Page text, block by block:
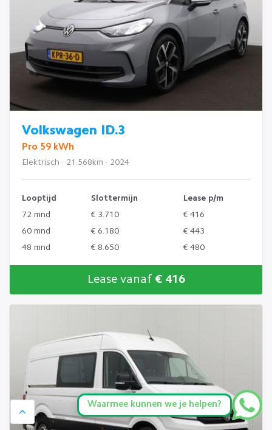
Volkswagen ID.3
Pro 59 kWh
Elektrisch · 21.568km · 2024
Looptijd Slottermijn
Lease p/m
72 mnd
€ 3.710
€ 416
60 mnd
€ 6.180
€ 443
48 mnd
€ 8.650 € 480
Lease vanaf € 416
Waarmee kunnen we je helpen?